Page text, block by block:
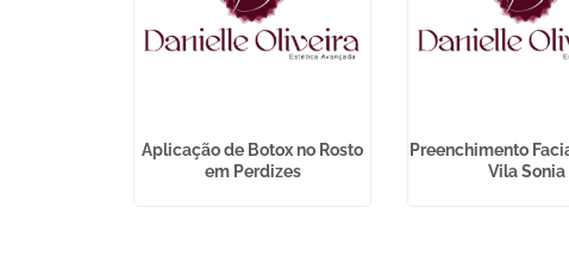
Aplicação de Botox no Rosto
em Perdizes
Preenchimento
Vila Sonia